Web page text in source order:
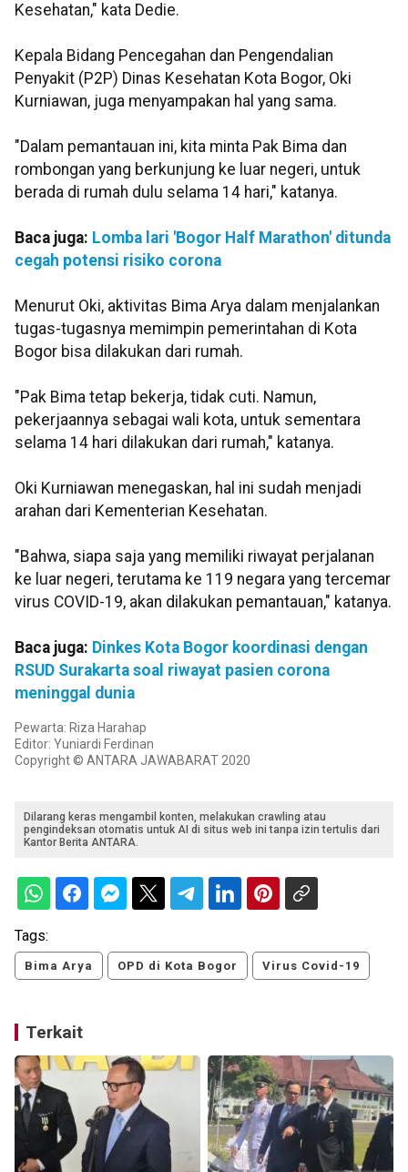
Kesehatan," kata Dedie.
Kepala Bidang Pencegahan dan Pengendalian
Penyakit (P2P) Dinas Kesehatan Kota Bogor, Oki
Kurniawan, juga menyampakan hal yang sama.
"Dalam pemantauan ini, kita minta Pak Bima dan
rombongan yang berkunjung ke luar negeri, untuk
berada di rumah dulu selama 14 hari," katanya.
Baca juga: Lomba lari 'Bogor Half Marathon' ditunda
cegah potensi risiko corona
Menurut Oki, aktivitas Bima Arya dalam menjalankan
tugas-tugasnya memimpin pemerintahan di Kota
Bogor bisa dilakukan dari rumah.
"Pak Bima tetap bekerja, tidak cuti. Namun,
pekerjaannya sebagai wali kota, untuk sementara
selama 14 hari dilakukan dari rumah," katanya.
Oki Kurniawan menegaskan, hal ini sudah menjadi
arahan dari Kementerian Kesehatan.
"Bahwa, siapa saja yang memiliki riwayat perjalanan
ke luar negeri, terutama ke 119 negara yang tercemar
virus COVID-19, akan dilakukan pemantauan," katanya.
Baca juga: Dinkes Kota Bogor koordinasi dengan
RSUD Surakarta soal riwayat pasien corona
meninggal dunia
Pewarta: Riza Harahap
Editor: Yuniardi Ferdinan
Copyright © ANTARA JAWABARAT 2020
Dilarang keras mengambil konten, melakukan crawling atau
pengindeksan otomatis untuk AI di situs web ini tanpa izin tertulis dari
Kantor Berita ANTARA.
Tags:
Bima Arya OPD di Kota Bogor Virus Covid-19
Terkait